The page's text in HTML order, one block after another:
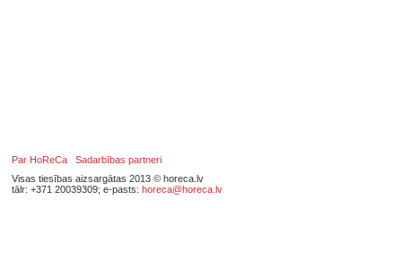
Par HoReCa
Sadarbības partneri
Visas tiesības aizsargātas 2013 © horeca.lv
tālr: +371 20039309; e-pasts: horeca@horeca.lv